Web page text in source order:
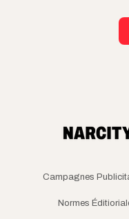
Campagnes
Normes